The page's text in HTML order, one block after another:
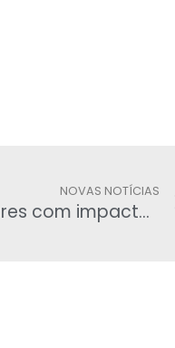
NOVAS NOTÍCIAS
Câmara aprova aumento de servidores com impacto de R$ 58 bilhões